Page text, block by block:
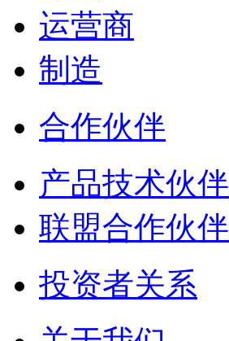
运营商
制造
合作伙伴
产品技术伙伴
联盟合作伙伴
投资者关系